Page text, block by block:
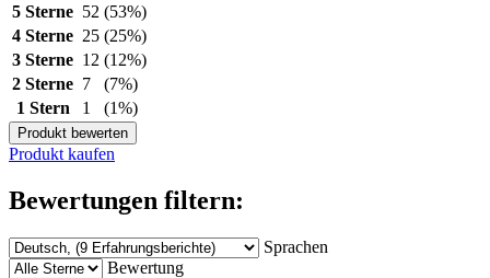
5 Sterne 52 (53%)
4 Sterne 25 (25%)
3 Sterne 12 (12%)
2 Sterne 7
(7%)
1 Stern
1 (1%)
Produkt bewerten
Produkt kaufen
Bewertungen filtern:
Sprachen
Bewertung